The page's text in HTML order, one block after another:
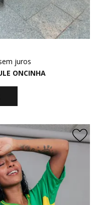
ONCINHA
juros